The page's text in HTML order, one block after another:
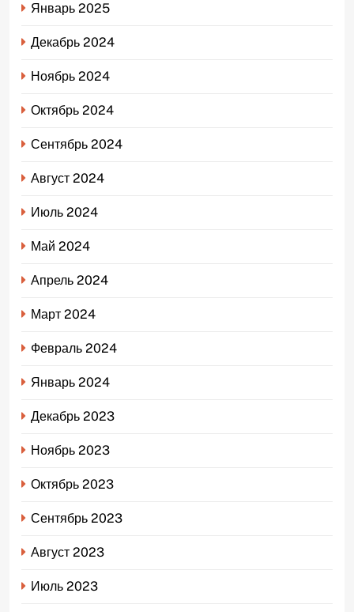
Январь 2025
Декабрь 2024
Ноябрь 2024
Октябрь 2024
Сентябрь 2024
Август 2024
Июль 2024
Май 2024
Апрель 2024
Март 2024
Февраль 2024
Январь 2024
Декабрь 2023
Ноябрь 2023
Октябрь 2023
Сентябрь 2023
Август 2023
Июль 2023